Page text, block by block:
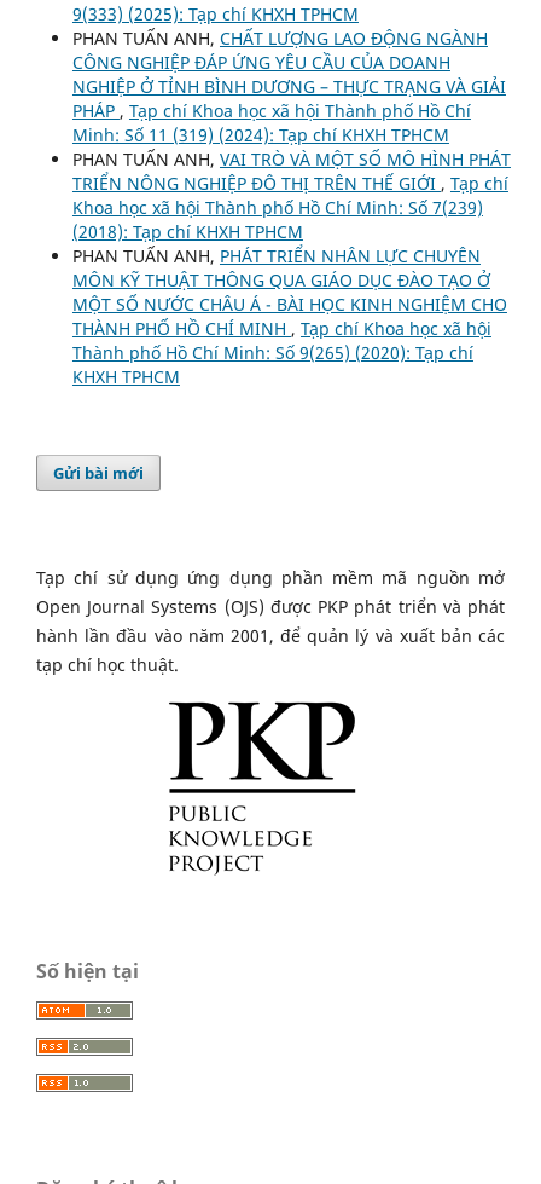
9(333) (2025): Tạp chí KHXH TPHCM
PHAN TUẤN ANH, CHẤT LƯỢNG LAO ĐỘNG NGÀNH
CÔNG NGHIỆP ĐÁP ỨNG YÊU CẦU CỦA DOANH
NGHIỆP Ở TỈNH BÌNH DƯƠNG – THỰC TRẠNG VÀ GIẢI
PHÁP , Tạp chí Khoa học xã hội Thành phố Hồ Chí
Minh: Số 11 (319) (2024): Tạp chí KHXH TPHCM
PHAN TUẤN ANH, VAI TRÒ VÀ MỘT SỐ MÔ HÌNH PHÁT
TRIỂN NÔNG NGHIỆP ĐÔ THỊ TRÊN THẾ GIỚI , Tạp chí
Khoa học xã hội Thành phố Hồ Chí Minh: Số 7(239)
(2018): Tạp chí KHXH TPHCM
PHAN TUẤN ANH, PHÁT TRIỂN NHÂN LỰC CHUYÊN
MÔN KỸ THUẬT THÔNG QUA GIÁO DỤC ĐÀO TẠO Ở
MỘT SỐ NƯỚC CHÂU Á - BÀI HỌC KINH NGHIỆM CHO
THÀNH PHỐ HỒ CHÍ MINH , Tạp chí Khoa học xã hội
Thành phố Hồ Chí Minh: Số 9(265) (2020): Tạp chí
KHXH TPHCM
Gửi bài mới
Tạp chí sử dụng ứng dụng phần mềm mã nguồn mở
Open Journal Systems (OJS) được PKP phát triển và phát
hành lần đầu vào năm 2001, để quản lý và xuất bản các
tạp chí học thuật.
Số hiện tại